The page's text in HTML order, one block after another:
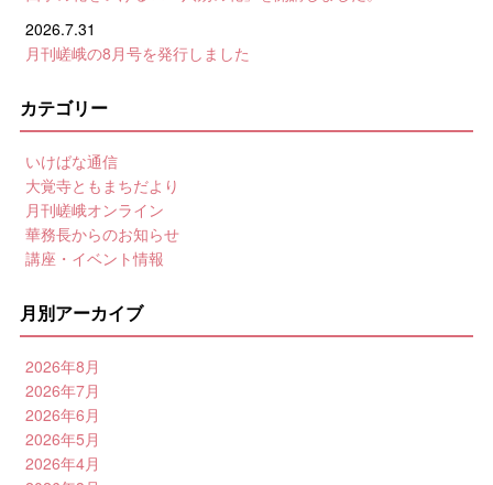
2026.7.31
月刊嵯峨の8月号を発行しました
カテゴリー
いけばな通信
大覚寺ともまちだより
月刊嵯峨オンライン
華務長からのお知らせ
講座・イベント情報
月別アーカイブ
2026年8月
2026年7月
2026年6月
2026年5月
2026年4月